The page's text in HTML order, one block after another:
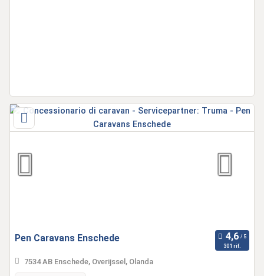
Pen Caravans Enschede
301 rif.
7534 AB Enschede, Overijssel, Olanda